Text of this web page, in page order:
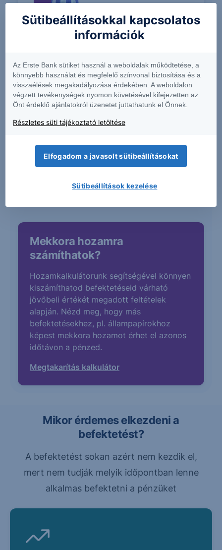
Gyermeked taníttatása vagy a nyugdíjad
Több marad nálad az állami
Mekkora hozamra
számíthatok?
Hozamkalkulátorunk segítségével könnyen
kiszámíthatod befektetéseid várható
jövőbeli értékét megadott feltételek
alapján. Nézd meg, hogy más
befektetésekhez, pl. állampapírokhoz
képest mekkora hozamot érhet el azonos
időtávon a pénzed.
Megtakarítás kalkulátor
Mikor érdemes elkezdeni a
befektetést?
A befektetést sokan azért nem kezdik el,
mert nem tudják melyik időpontban lenne
alkalmas befektetni a pénzüket
Sütibeállításokkal kapcsolatos
információk
Az Erste Bank sütiket használ a weboldalak működtetése, a
könnyebb használat és megfelelő színvonal biztosítása és a
visszaélések megakadályozása érdekében. A weboldalon
végzett tevékenységek nyomon követésével kifejezetten az
Önt érdeklő ajánlatokról üzenetet juttathatunk el Önnek.
Részletes süti tájékoztató letöltése
Elfogadom a javasolt sütibeállításokat
Sütibeállítások kezelése